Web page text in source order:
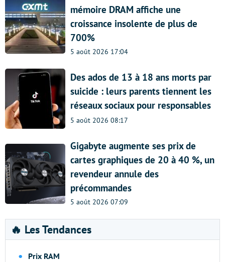
mémoire DRAM affiche une
croissance insolente de plus de
700%
5 août 2026 17:04
Des ados de 13 à 18 ans morts par
suicide : leurs parents tiennent les
réseaux sociaux pour responsables
5 août 2026 08:17
Gigabyte augmente ses prix de
cartes graphiques de 20 à 40 %, un
revendeur annule des
précommandes
5 août 2026 07:09
🔥 Les Tendances
Prix RAM